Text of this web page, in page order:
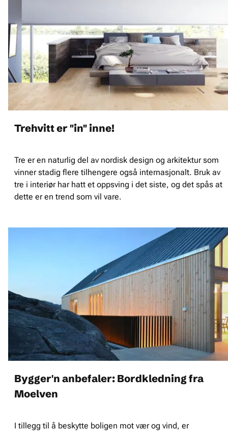
Trehvitt er "in" inne!
Tre er en naturlig del av nordisk design og arkitektur som
vinner stadig flere tilhengere også internasjonalt. Bruk av
tre i interiør har hatt et oppsving i det siste, og det spås at
dette er en trend som vil vare.
Bygger'n anbefaler: Bordkledning fra
Moelven
I tillegg til å beskytte boligen mot vær og vind, er